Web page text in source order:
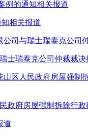
相关报道
士瑞泰克公司仲裁裁
政府房屋强制拆除行